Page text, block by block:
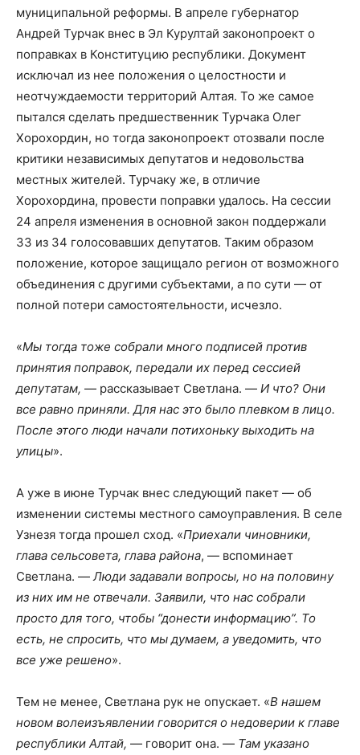
муниципальной реформы. В апреле губернатор
Андрей Турчак внес в Эл Курултай законопроект о
поправках в Конституцию республики. Документ
исключал из нее положения о целостности и
неотчуждаемости территорий Алтая. То же самое
пытался сделать предшественник Турчака Олег
Хорохордин, но тогда законопроект отозвали после
критики независимых депутатов и недовольства
местных жителей. Турчаку же, в отличие
Хорохордина, провести поправки удалось. На сессии
24 апреля изменения в основной закон поддержали
33 из 34 голосовавших депутатов. Таким образом
положение, которое защищало регион от возможного
объединения с другими субъектами, а по сути — от
полной потери самостоятельности, исчезло.
«Мы тогда тоже собрали много подписей против
принятия поправок, передали их перед сессией
депутатам, — рассказывает Светлана. — И что? Они
все равно приняли. Для нас это было плевком в лицо.
После этого люди начали потихоньку выходить на
улицы».
А уже в июне Турчак внес следующий пакет — об
изменении системы местного самоуправления. В селе
Узнезя тогда прошел сход. «Приехали чиновники,
глава сельсовета, глава района, — вспоминает
Светлана. — Люди задавали вопросы, но на половину
из них им не отвечали. Заявили, что нас собрали
просто для того, чтобы “донести информацию”. То
есть, не спросить, что мы думаем, а уведомить, что
все уже решено».
Тем не менее, Светлана рук не опускает. «В нашем
новом волеизъявлении говорится о недоверии к главе
республики Алтай, — говорит она. — Там указано